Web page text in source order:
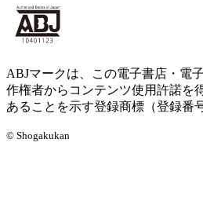
ABJマークは、この電子書店・電
作権者からコンテンツ使用許諾を
あることを示す登録商標（登録番
© Shogakukan